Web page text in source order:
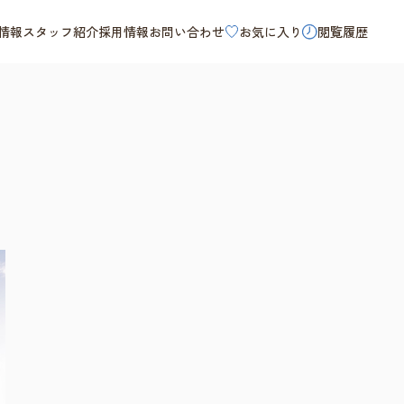
報スタッフ紹介採用情報お問い合わせ お気に入り 閲覧履歴